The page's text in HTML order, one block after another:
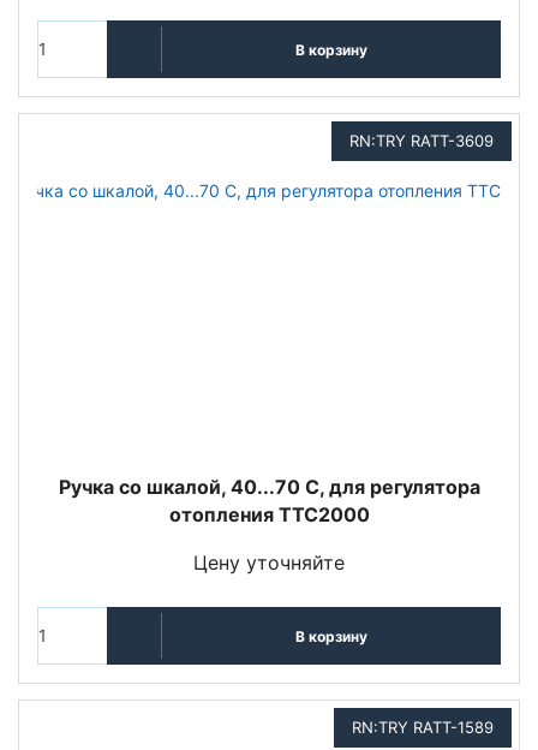
В корзину
RN:TRY RATT-3609
Ручка со шкалой, 40...70 С, для регулятора
отопления TTC2000
Цену уточняйте
В корзину
RN:TRY RATT-1589